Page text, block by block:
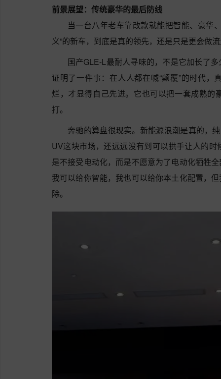
前景展望：传统豪华的最后防线
当一台八年老车靠改款就能把智能、豪华
义”的新车，到底是真的领先，还是只是更会做
国产GLE-L最耐人寻味的，不是它加长了
证明了一件事：在人人都在喊“颠覆”的时代
烂，才显得自己先进。它也可以把一套成熟
打。
奔驰的算盘很现实。新能源浪潮是真的，
UV这块市场，还远远没有到可以拱手让人的
是不接受电动化，而是不愿意为了电动化牺牲
我可以给你智能，我也可以给你本土化配置，
除。